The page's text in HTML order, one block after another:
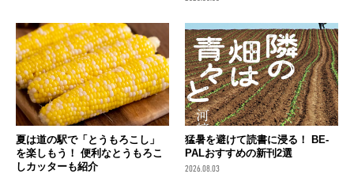
夏は道の駅で「とうもろこし」
を楽しもう！ 便利なとうもろこ
しカッターも紹介
猛暑を避けて読書に浸る！ BE-
PALおすすめの新刊2選
2026.08.03